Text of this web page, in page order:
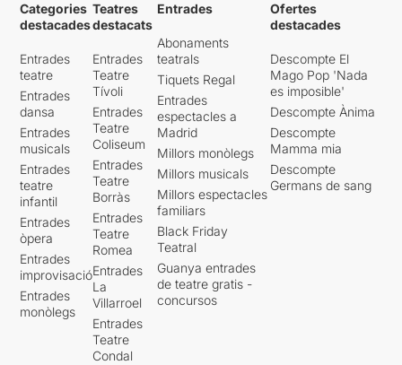
Categories
destacades
Entrades
teatre
Entrades
dansa
Entrades
musicals
Entrades
teatre
infantil
Entrades
òpera
Entrades
improvisació
Entrades
monòlegs
Teatres
destacats
Entrades
Teatre
Tívoli
Entrades
Teatre
Coliseum
Entrades
Teatre
Borràs
Entrades
Teatre
Romea
Entrades
La
Villarroel
Entrades
Teatre
Condal
Entrades
Abonaments
teatrals
Tiquets Regal
Entrades
espectacles a
Madrid
Millors monòlegs
Millors musicals
Millors espectacles
familiars
Black Friday
Teatral
Guanya entrades
de teatre gratis -
concursos
Ofertes
destacades
Descompte El
Mago Pop 'Nada
es imposible'
Descompte Ànima
Descompte
Mamma mia
Descompte
Germans de sang